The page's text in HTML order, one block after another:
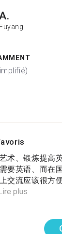
Fuyang
术、锻炼提高
要英语、而在
交流应该很方
plus